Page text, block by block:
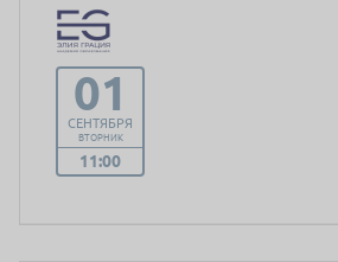
01
СЕНТЯБРЯ
ВТОРНИК
11:00